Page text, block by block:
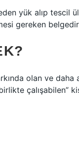
yük alıp tescil
gereken
olan ve
çalışabilen”